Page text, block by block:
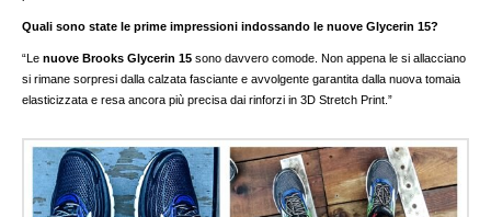
Quali sono state le prime impressioni indossando le nuove Glycerin 15?
“Le nuove Brooks Glycerin 15sono davvero comode. Non appena le si allacciano
si rimane sorpresi dalla calzata fasciante e avvolgente garantita dalla nuova tomaia
elasticizzata e resa ancora più precisa dai rinforzi in 3D Stretch Print.”